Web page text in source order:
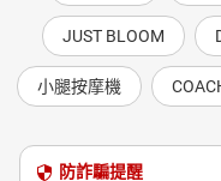
JUST BLOOM
小腿按摩機
防詐騙提醒